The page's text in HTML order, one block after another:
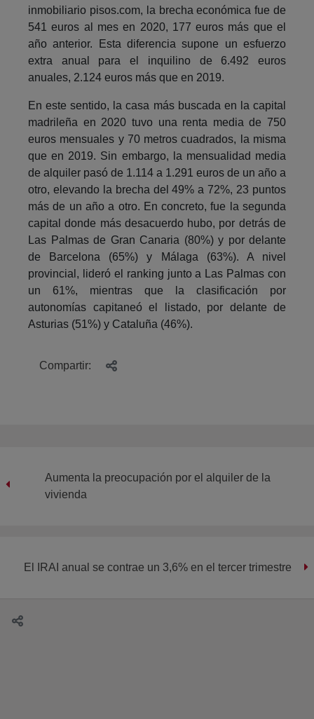
inmobiliario pisos.com, la brecha económica fue de
541 euros al mes en 2020, 177 euros más que el
año anterior. Esta diferencia supone un esfuerzo
extra anual para el inquilino de 6.492 euros
anuales, 2.124 euros más que en 2019.
En este sentido, la casa más buscada en la capital
madrileña en 2020 tuvo una renta media de 750
euros mensuales y 70 metros cuadrados, la misma
que en 2019. Sin embargo, la mensualidad media
de alquiler pasó de 1.114 a 1.291 euros de un año a
otro, elevando la brecha del 49% a 72%, 23 puntos
más de un año a otro. En concreto, fue la segunda
capital donde más desacuerdo hubo, por detrás de
Las Palmas de Gran Canaria (80%) y por delante
de Barcelona (65%) y Málaga (63%). A nivel
provincial, lideró el ranking junto a Las Palmas con
un 61%, mientras que la clasificación por
autonomías capitaneó el listado, por delante de
Asturias (51%) y Cataluña (46%).
Compartir:
Aumenta la preocupación por el alquiler de la
vivienda
El IRAI anual se contrae un 3,6% en el tercer trimestre